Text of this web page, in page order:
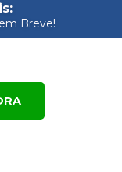
Breve!